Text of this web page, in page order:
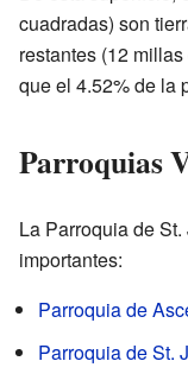
cuadradas) son
restantes (12
que el 4.52% de la
Parroquias
La Parroquia de
importantes:
Parroquia de
Parroquia de St.